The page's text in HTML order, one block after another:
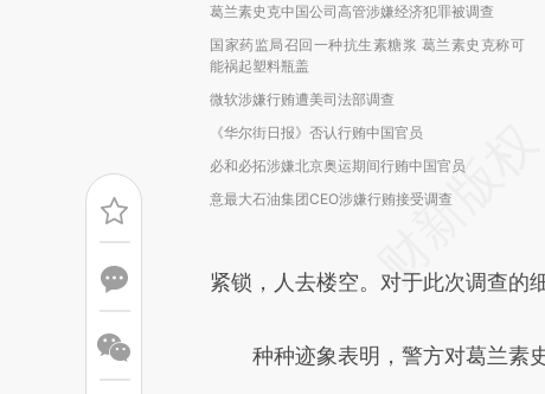
葛兰素史克中国公司高管涉嫌经济犯罪被调查
国家药监局召回一种抗生素糖浆 葛兰素史克称可
能祸起塑料瓶盖
微软涉嫌行贿遭美司法部调查
《华尔街日报》否认行贿中国官员
必和必拓涉嫌北京奥运期间行贿中国官员
意最大石油集团CEO涉嫌行贿接受调查
紧锁，人去楼空。对于此次调查的
种种迹象表明，警方对葛兰素史